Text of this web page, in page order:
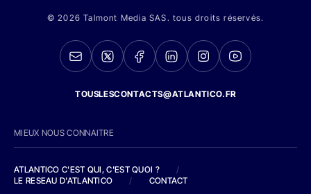
© 2026 Talmont Media SAS. tous droits réservés.
TOUSLESCONTACTS@ATLANTICO.FR
MIEUX NOUS CONNAITRE
ATLANTICO C'EST QUI, C'EST QUOI ?
/
LE RESEAU D'ATLANTICO
/ CONTACT